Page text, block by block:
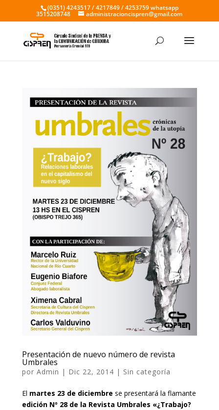
(0351) 4243517 / 4217849 / 4253759 whatsapp
3515208748 administracioncispren@gmail.com
Presentación de nuevo número de revista
Umbrales
por Admin | Dic 22, 2014 | Sin categoría
El martes 23 de diciembre se presentará la flamante
edición Nº 28 de la Revista Umbrales «¿Trabajo?